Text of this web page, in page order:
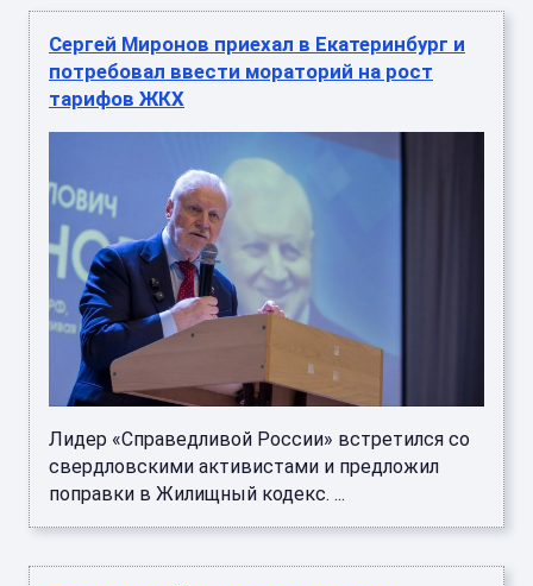
Cергей Миронов приехал в Екатеринбург и
потребовал ввести мораторий на рост
тарифов ЖКХ
Лидер «Справедливой России» встретился со
свердловскими активистами и предложил
поправки в Жилищный кодекс. ...